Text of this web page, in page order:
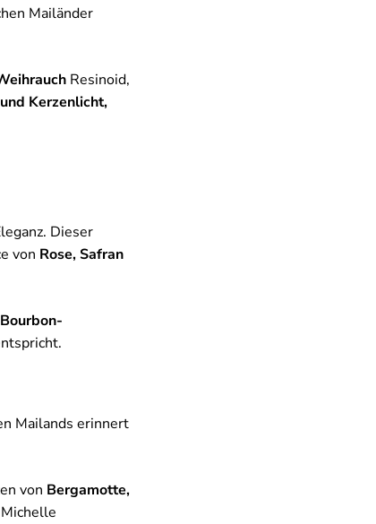
Mailänder
Resinoid,
Kerzenlicht,
Dieser
von Rose, Safran
Mailands erinnert
von Bergamotte,